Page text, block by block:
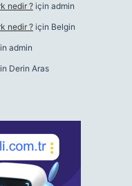
nedir ? için admin
nedir ? için Belgin
admin
Derin Aras